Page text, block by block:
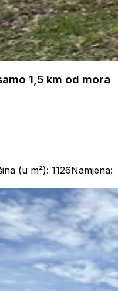
1,5 km od mora
(u m²): 1126Namjena: